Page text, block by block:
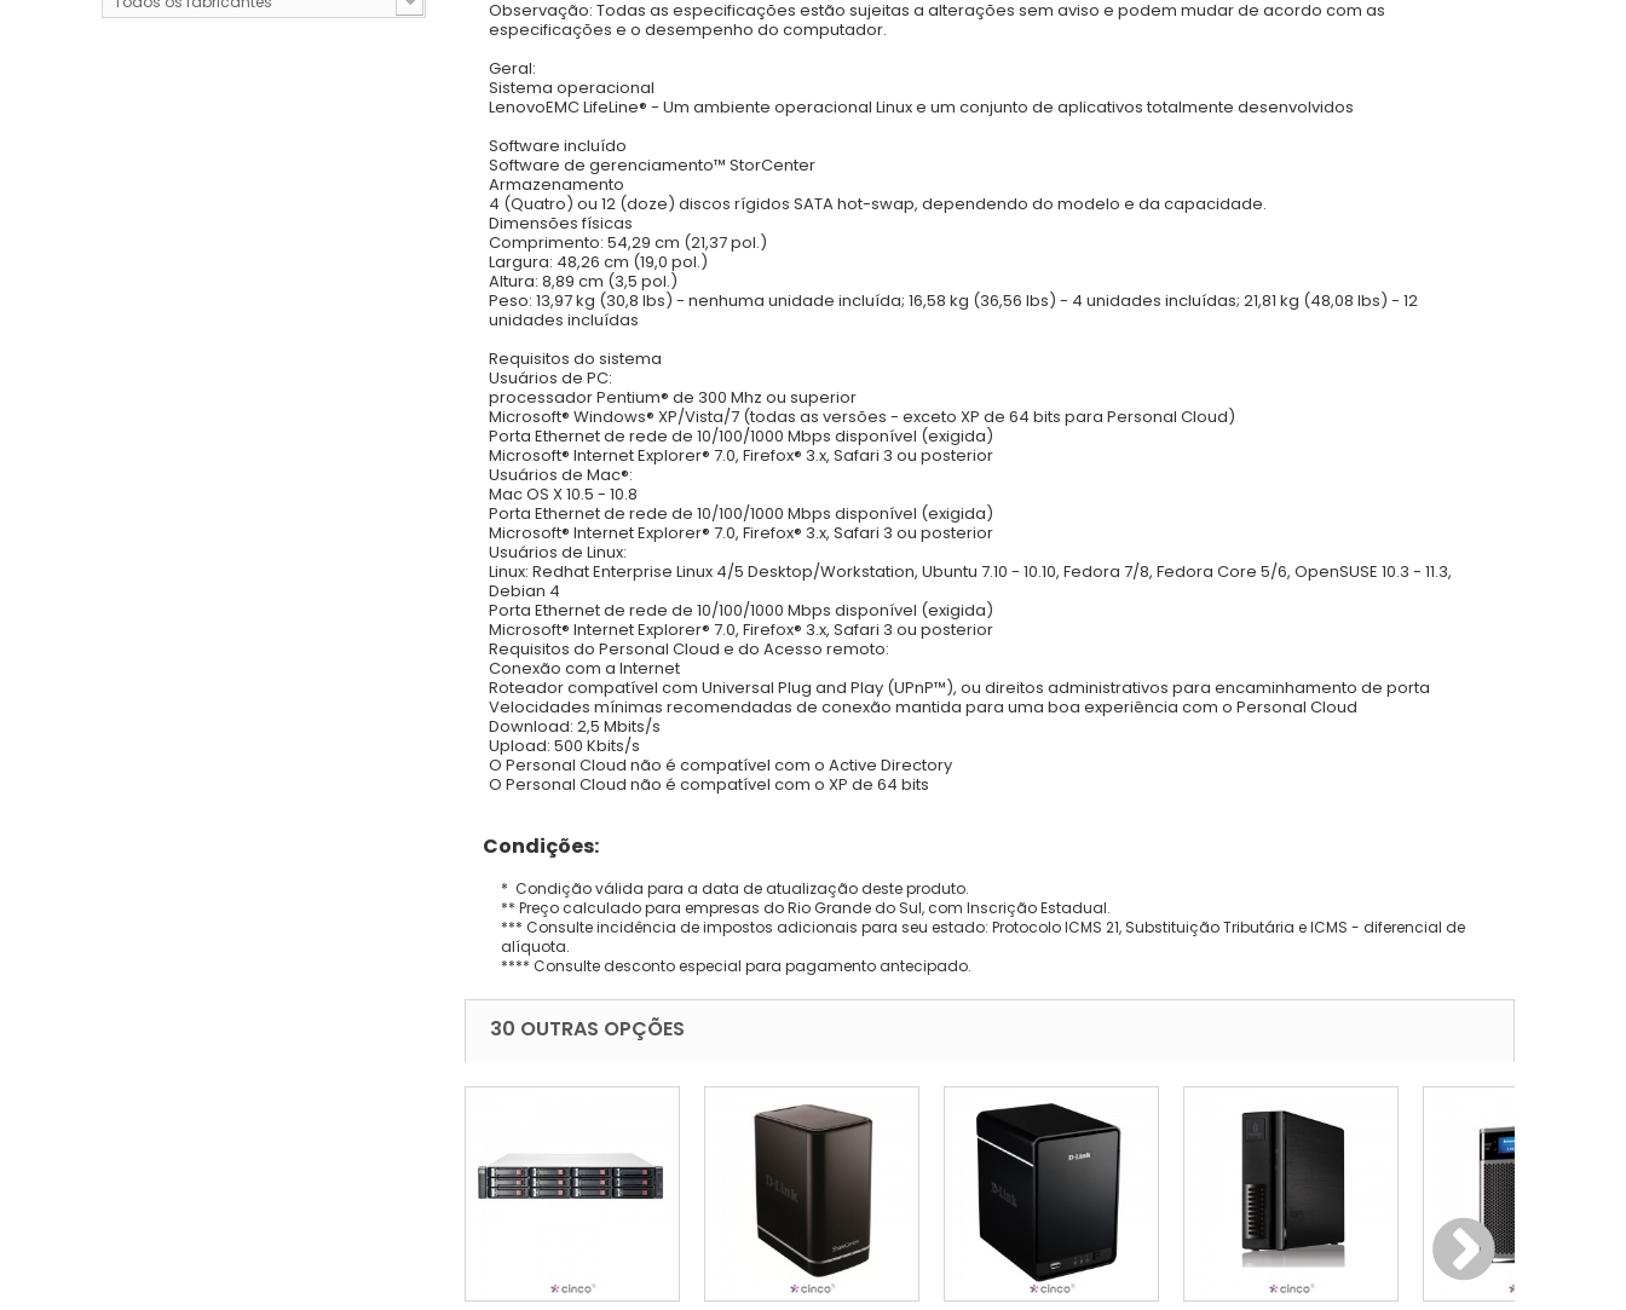
Observação: Todas as especificações estão sujeitas a alterações sem aviso e podem mudar de acordo com as
especificações e o desempenho do computador.
Geral:
Sistema operacional
LenovoEMC LifeLine® - Um ambiente operacional Linux e um conjunto de aplicativos totalmente desenvolvidos
Software incluído
Software de gerenciamento™ StorCenter
Armazenamento
4 (Quatro) ou 12 (doze) discos rígidos SATA hot-swap, dependendo do modelo e da capacidade.
Dimensões físicas
Comprimento: 54,29 cm (21,37 pol.)
Largura: 48,26 cm (19,0 pol.)
Altura: 8,89 cm (3,5 pol.)
Peso: 13,97 kg (30,8 lbs) - nenhuma unidade incluída; 16,58 kg (36,56 lbs) - 4 unidades incluídas; 21,81 kg (48,08 lbs) - 12
unidades incluídas
Requisitos do sistema
Usuários de PC:
processador Pentium® de 300 Mhz ou superior
Microsoft® Windows® XP/Vista/7 (todas as versões - exceto XP de 64 bits para Personal Cloud)
Porta Ethernet de rede de 10/100/1000 Mbps disponível (exigida)
Microsoft® Internet Explorer® 7.0, Firefox® 3.x, Safari 3 ou posterior
Usuários de Mac®:
Mac OS X 10.5 - 10.8
Porta Ethernet de rede de 10/100/1000 Mbps disponível (exigida)
Microsoft® Internet Explorer® 7.0, Firefox® 3.x, Safari 3 ou posterior
Usuários de Linux:
Linux: Redhat Enterprise Linux 4/5 Desktop/Workstation, Ubuntu 7.10 - 10.10, Fedora 7/8, Fedora Core 5/6, OpenSUSE 10.3 - 11.3,
Debian 4
Porta Ethernet de rede de 10/100/1000 Mbps disponível (exigida)
Microsoft® Internet Explorer® 7.0, Firefox® 3.x, Safari 3 ou posterior
Requisitos do Personal Cloud e do Acesso remoto:
Conexão com a Internet
Roteador compatível com Universal Plug and Play (UPnP™), ou direitos administrativos para encaminhamento de porta
Velocidades mínimas recomendadas de conexão mantida para uma boa experiência com o Personal Cloud
Download: 2,5 Mbits/s
Upload: 500 Kbits/s
O Personal Cloud não é compatível com o Active Directory
O Personal Cloud não é compatível com o XP de 64 bits
Condições:
* Condição válida para a data de atualização deste produto.
** Preço calculado para empresas do Rio Grande do Sul, com Inscrição Estadual.
*** Consulte incidência de impostos adicionais para seu estado: Protocolo ICMS 21, Substituição Tributária e ICMS - diferencial de
alíquota.
**** Consulte desconto especial para pagamento antecipado.
30 OUTRAS OPÇÕES